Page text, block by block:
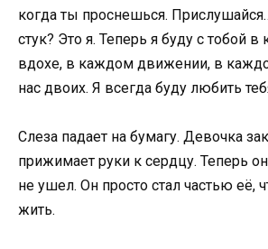
когда ты проснешься.
стук? Это я. Теперь я буду с тобой
вдохе, в каждом движении, в
нас двоих. Я всегда буду любить
Слеза падает на бумагу. Девочка
прижимает руки к сердцу. Теперь
не ушел. Он просто стал частью её,
жить.